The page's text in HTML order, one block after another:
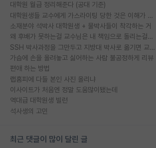
대학원 월급 정리해준다 (공대 기준)
대학원생들 교수에게 가스라이팅 당한 것은 이해가 갑니다. 안타깝네요.
소재분야 석박사 대학원생 + 물박사들이 착각하는 거
왜 후배가 못하는걸 교수님은 내 책임으로 돌리는걸까요?
SSH 박사과정을 그만두고 지방대 박사로 옮기면 교수의 꿈은 끝일까요?
가슴에 손을 올려놓고 싫어하는 사람 불공정하게 리뷰
편애 하는 방법
랩홈피에 다들 본인 사진 올리냐
이사이트가 처음엔 정말 도움많이됐는데
역대급 대학원생 빌런
석사생의 고민
최근 댓글이 많이 달린 글